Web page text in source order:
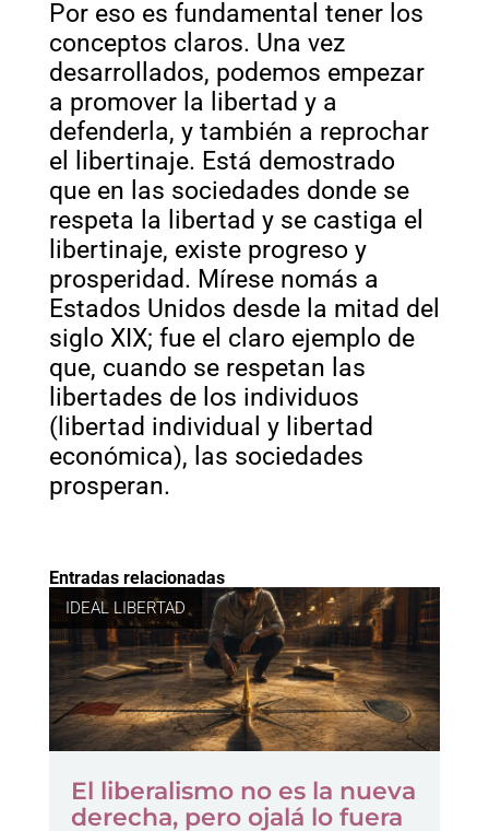
Por eso es fundamental tener los
conceptos claros. Una vez
desarrollados, podemos empezar
a promover la libertad y a
defenderla, y también a reprochar
el libertinaje. Está demostrado
que en las sociedades donde se
respeta la libertad y se castiga el
libertinaje, existe progreso y
prosperidad. Mírese nomás a
Estados Unidos desde la mitad del
siglo XIX; fue el claro ejemplo de
que, cuando se respetan las
libertades de los individuos
(libertad individual y libertad
económica), las sociedades
prosperan.
Entradas relacionadas
IDEAL LIBERTAD
El liberalismo no es la nueva
derecha, pero ojalá lo fuera